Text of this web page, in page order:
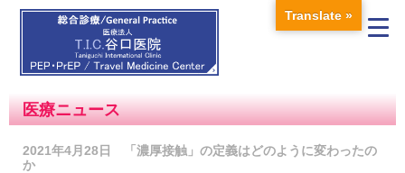
医療ニュース
2021年4月28日 「濃厚接触」の定義はどのように変わったの
か
Translate »